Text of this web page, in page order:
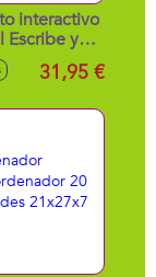
interactivo
Escribe y
con Mr
31,95 €